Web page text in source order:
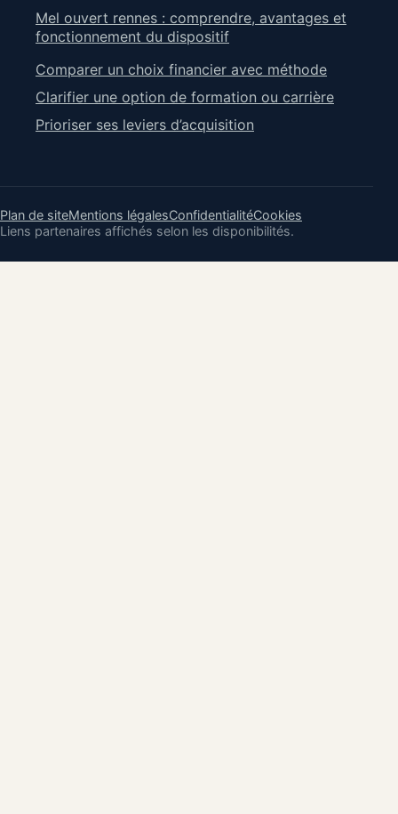
Mel ouvert rennes : comprendre, avantages et
fonctionnement du dispositif
Comparer un choix financier avec méthode
Clarifier une option de formation ou carrière
Prioriser ses leviers d’acquisition
Plan de siteMentions légalesConfidentialitéCookies
Liens partenaires affichés selon les disponibilités.